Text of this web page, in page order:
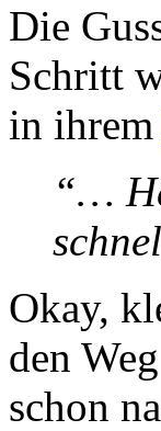
Die
Schritt
in ihrem
“…
Okay,
den
schon